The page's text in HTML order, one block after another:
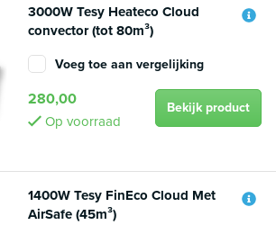
3000W Tesy Heateco Cloud
convector (tot 80m³)
Voeg toe aan vergelijking
280,00
Op voorraad
Bekijk product
1400W Tesy FinEco Cloud Met
AirSafe (45m³)